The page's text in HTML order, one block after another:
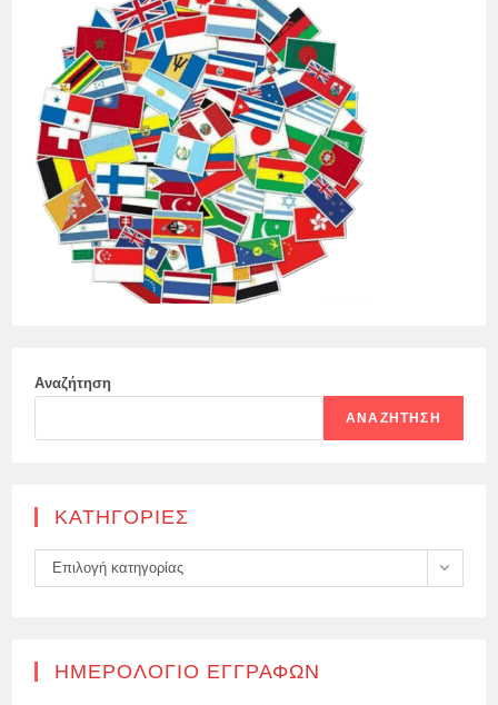
Αναζήτηση
ΑΝΑΖΉΤΗΣΗ
KΑΤΗΓΟΡΊΕΣ
Kατηγορίες
Επιλογή κατηγορίας
ΗΜΕΡΟΛΌΓΙΟ ΕΓΓΡΑΦΏΝ